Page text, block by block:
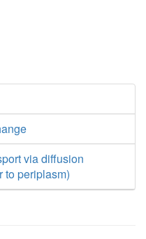
via diffusion
to periplasm)